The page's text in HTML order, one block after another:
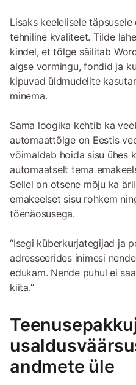
Lisaks keelelisele
tehniline kvaliteet. Tilde
kindel, et tõlge säilitab
algse vormingu, fondid ja
kipuvad üldmudelite
minema.
Sama loogika kehtib ka
automaattõlge on Eestis
võimaldab hoida sisu ühes
automaatselt tema
Sellel on otsene mõju ka
emakeelset sisu rohkem
tõenäosusega.
“Isegi küberkurjategijad ja
adresseerides inimesi
edukam. Nende puhul ei
kiita.”
andmete üle